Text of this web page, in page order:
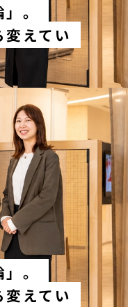
。
えてい
。
えてい